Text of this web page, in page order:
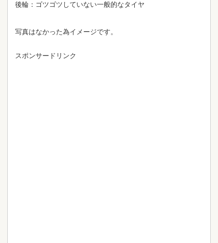
後輪：ゴツゴツしていない一般的なタイヤ
写真はなかった為イメージです。
スポンサードリンク